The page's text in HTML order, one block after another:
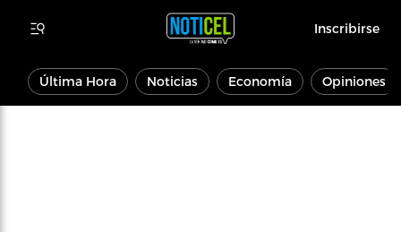
Inscribirse
Última Hora Noticias Economía Opiniones